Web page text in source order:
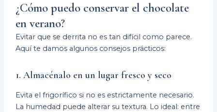
¿Cómo puedo conservar el chocolate
en verano?
Evitar que se derrita no es tan difícil como parece.
Aquí te damos algunos consejos prácticos:
1. Almacénalo en un lugar fresco y seco
Evita el frigorífico si no es estrictamente necesario.
La humedad puede alterar su textura. Lo ideal: entre